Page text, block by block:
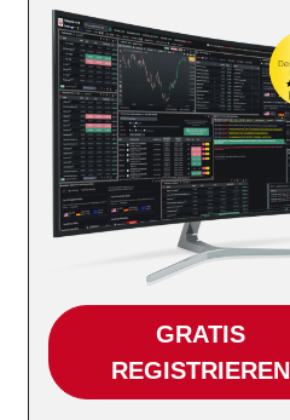
GRATIS
REGISTRIEREN